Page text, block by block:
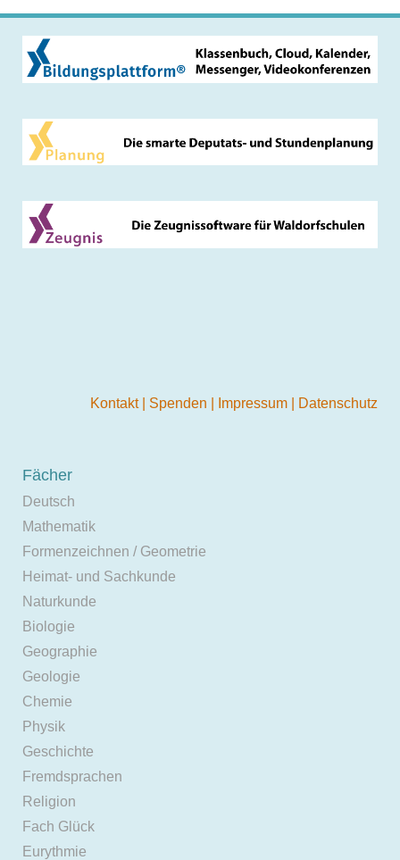
Kontakt Spenden Impressum Datenschutz
Fächer
Deutsch
Mathematik
Formenzeichnen / Geometrie
Heimat- und Sachkunde
Naturkunde
Biologie
Geographie
Geologie
Chemie
Physik
Geschichte
Fremdsprachen
Religion
Fach Glück
Eurythmie